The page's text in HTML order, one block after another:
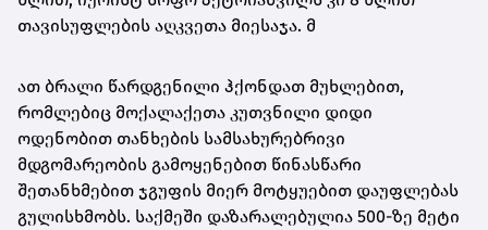
თავისუფლების აღკვეთა მიესაჯა. მ
ათ ბრალი წარდგენილი ჰქონდათ მუხლებით,
რომლებიც მოქალაქეთა კუთვნილი დიდი
ოდენობით თანხების სამსახურებრივი
მდგომარეობის გამოყენებით წინასწარი
შეთანხმებით ჯგუფის მიერ მოტყუებით დაუფლებას
გულისხმობს. საქმეში დაზარალებულია 500-ზე მეტი